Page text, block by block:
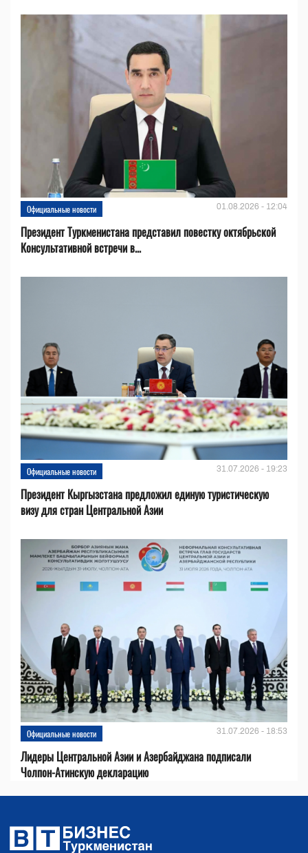
Официальные новости 01.08.2026 - 12:04
Президент Туркменистана представил повестку октябрьской
Консультативной встречи в...
Официальные новости 31.07.2026 - 19:23
Президент Кыргызстана предложил единую туристическую
визу для стран Центральной Азии
Официальные новости 31.07.2026 - 18:53
Лидеры Центральной Азии и Азербайджана подписали
Чолпон-Атинскую декларацию